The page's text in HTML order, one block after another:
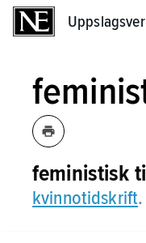
feministisk
kvinnotidskrift.